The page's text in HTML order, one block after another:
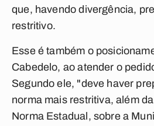
que, havendo divergência,
restritivo.
Esse é também o
Cabedelo, ao atender o
Segundo ele, "deve haver
norma mais restritiva, além
Norma Estadual, sobre a